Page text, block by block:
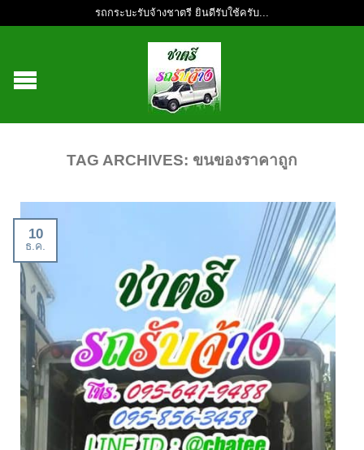
รถกระบะรับจ้างชาตรี ยินดีรับใช้ครับ...
TAG ARCHIVES: ขนของราคาถูก
10
ธ.ค.